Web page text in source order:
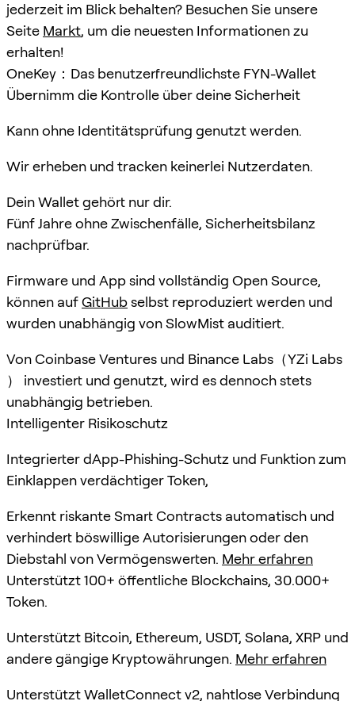
jederzeit im Blick behalten? Besuchen Sie unsere
Seite Markt, um die neuesten Informationen zu
erhalten!
OneKey：Das benutzerfreundlichste FYN-Wallet
Übernimm die Kontrolle über deine Sicherheit
Kann ohne Identitätsprüfung genutzt werden.
Wir erheben und tracken keinerlei Nutzerdaten.
Dein Wallet gehört nur dir.
Fünf Jahre ohne Zwischenfälle, Sicherheitsbilanz
nachprüfbar.
Firmware und App sind vollständig Open Source,
können aufGitHubselbst reproduziert werden und
wurden unabhängig von SlowMist auditiert.
Von Coinbase Ventures und Binance Labs（YZi Labs
） investiert und genutzt, wird es dennoch stets
unabhängig betrieben.
Intelligenter Risikoschutz
Integrierter dApp-Phishing-Schutz und Funktion zum
Einklappen verdächtiger Token,
Erkennt riskante Smart Contracts automatisch und
verhindert böswillige Autorisierungen oder den
Diebstahl von Vermögenswerten. Mehr erfahren
Unterstützt 100+ öffentliche Blockchains, 30.000+
Token.
Unterstützt Bitcoin, Ethereum, USDT, Solana, XRP und
andere gängige Kryptowährungen. Mehr erfahren
Unterstützt WalletConnect v2, nahtlose Verbindung